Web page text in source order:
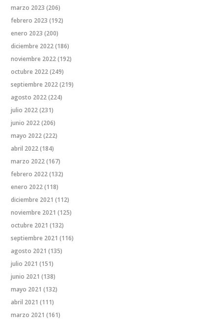
marzo 2023 (206)
febrero 2023 (192)
enero 2023 (200)
diciembre 2022(186)
noviembre 2022(192)
octubre 2022(249)
septiembre 2022(219)
agosto 2022(224)
julio 2022(231)
junio 2022(206)
mayo 2022(222)
abril 2022(184)
marzo 2022(167)
febrero 2022(132)
enero 2022(118)
diciembre 2021 (112)
noviembre 2021 (125)
octubre 2021 (132)
septiembre 2021 (116)
agosto 2021 (135)
julio 2021 (151)
junio 2021 (138)
mayo 2021 (132)
abril 2021 (111)
marzo 2021 (161)